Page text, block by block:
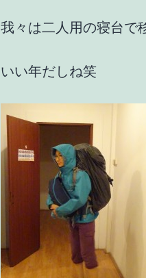
我々は二人用の寝台で
いい年だしね笑